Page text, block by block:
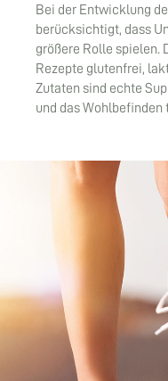
Bei der Entwicklung
berücksichtigt, dass
größere Rolle spielen.
Rezepte glutenfrei,
Zutaten sind echte
und das Wohlbefinden